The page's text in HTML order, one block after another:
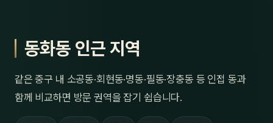
동화동 인근 지역
같은 중구 내 소공동·회현동·명동·필동·장충동 등 인접 동과
함께 비교하면 방문 권역을 잡기 쉽습니다.